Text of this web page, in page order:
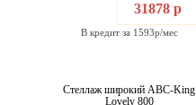
31878 р
В кредит за 1593р/мес
Стеллаж широкий ABC-King
Lovely 800